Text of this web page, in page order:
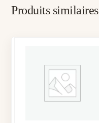
Produits similaires